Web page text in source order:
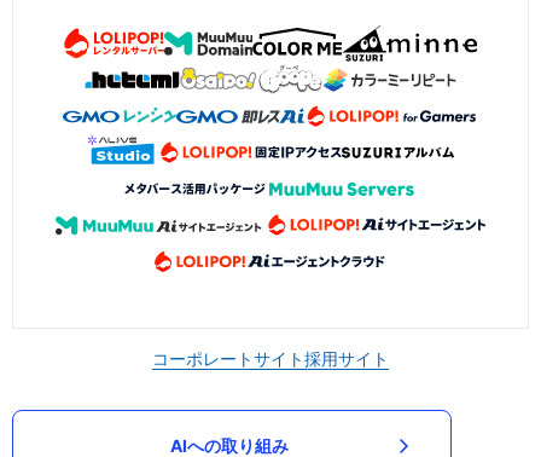
コーポレートサイト採用サイト
AIへの取り組み